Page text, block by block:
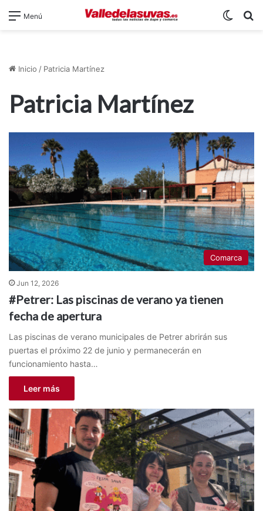
Menú
Inicio / Patricia Martínez
Patricia Martínez
Comarca
Jun 12, 2026
#Petrer: Las piscinas de verano ya tienen
fecha de apertura
Las piscinas de verano municipales de Petrer abrirán sus
puertas el próximo 22 de junio y permanecerán en
funcionamiento hasta…
Leer más